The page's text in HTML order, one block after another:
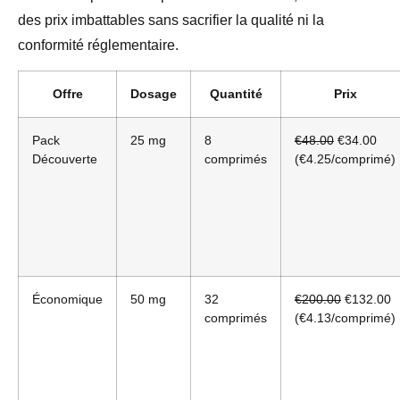
des prix imbattables sans sacrifier la qualité ni la
conformité réglementaire.
Offre Dosage Quantité Prix
Pack
Découverte
25 mg
8
comprimés
€48.00 €34.00
(€4.25/comprimé)
Économique 50 mg
32
comprimés
€200.00 €132.00
(€4.13/comprimé)